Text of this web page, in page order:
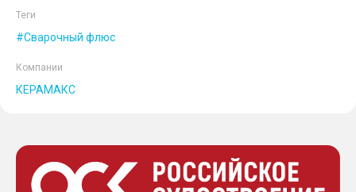
Теги
Сварочный флюс
Компании
КЕРАМАКС